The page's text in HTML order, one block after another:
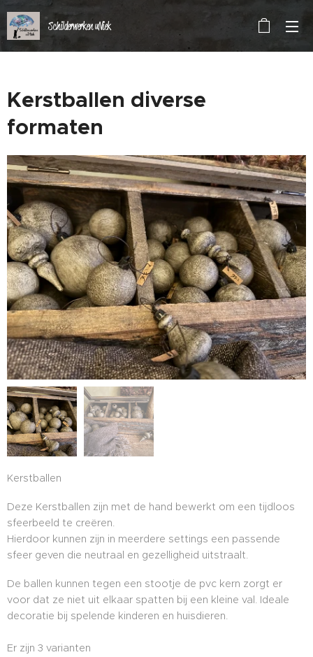
Schilderwerken uNiek
Kerstballen diverse
formaten
Kerstballen
Deze Kerstballen zijn met de hand bewerkt om een tijdloos
sfeerbeeld te creëren.
Hierdoor kunnen zijn in meerdere settings een passende
sfeer geven die neutraal en gezelligheid uitstraalt.
De ballen kunnen tegen een stootje de pvc kern zorgt er
voor dat ze niet uit elkaar spatten bij een kleine val. Ideale
decoratie bij spelende kinderen en huisdieren.
Er zijn 3 varianten